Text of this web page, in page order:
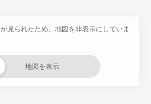
見られたため、地図を非表示にしていま
地図を表示